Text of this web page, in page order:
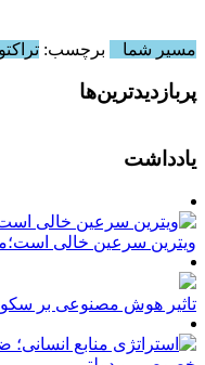
مسیر شما
برچسب:
پربازدیدترین‌ها
یادداشت
ویترین سرعین خالی
تاثیر هوش مصنوعی بر